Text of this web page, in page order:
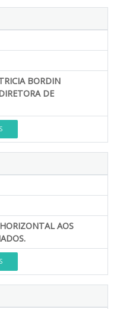
BORDIN
DE
AOS